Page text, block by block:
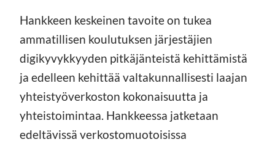
Hankkeen keskeinen tavoite on tukea
ammatillisen koulutuksen järjestäjien
digikyvykkyyden pitkäjänteistä kehittämistä
ja edelleen kehittää valtakunnallisesti laajan
yhteistyöverkoston kokonaisuutta ja
yhteistoimintaa. Hankkeessa jatketaan
edeltävissä verkostomuotoisissa